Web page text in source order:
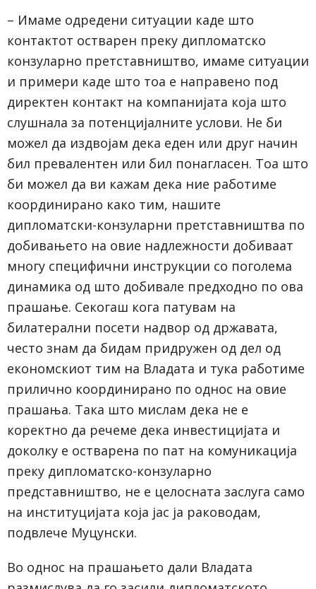
– Имаме одредени ситуации каде што
контактот остварен преку дипломатско
конзуларно претставништво, имаме ситуации
и примери каде што тоа е направено под
директен контакт на компанијата која што
слушнала за потенцијалните услови. Не би
можел да издвојам дека еден или друг начин
бил превалентен или бил понагласен. Тоа што
би можел да ви кажам дека ние работиме
координирано како тим, нашите
дипломатски-конзуларни претставништва по
добивањето на овие надлежности добиваат
многу специфични инструкции со поголема
динамика од што добивале предходно по ова
прашање. Секогаш кога патувам на
билатерални посети надвор од државата,
често знам да бидам придружен од дел од
економскиот тим на Владата и тука работиме
прилично координирано по однос на овие
прашања. Така што мислам дека не е
коректно да речеме дека инвестицијата и
доколку е остварена по пат на комуникација
преку дипломатско-конзуларно
представништво, не е целосната заслуга само
на институцијата која јас ја раководам,
подвлече Муцунски.
Во однос на прашањето дали Владата